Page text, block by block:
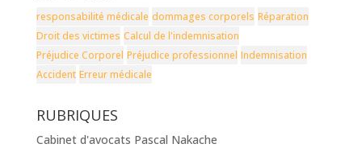
responsabilité médicale dommages corporels Réparation
Droit des victimes Calcul de l'indemnisation
Préjudice Corporel Préjudice professionnel Indemnisation
Accident Erreur médicale
RUBRIQUES
Cabinet d'avocats Pascal Nakache